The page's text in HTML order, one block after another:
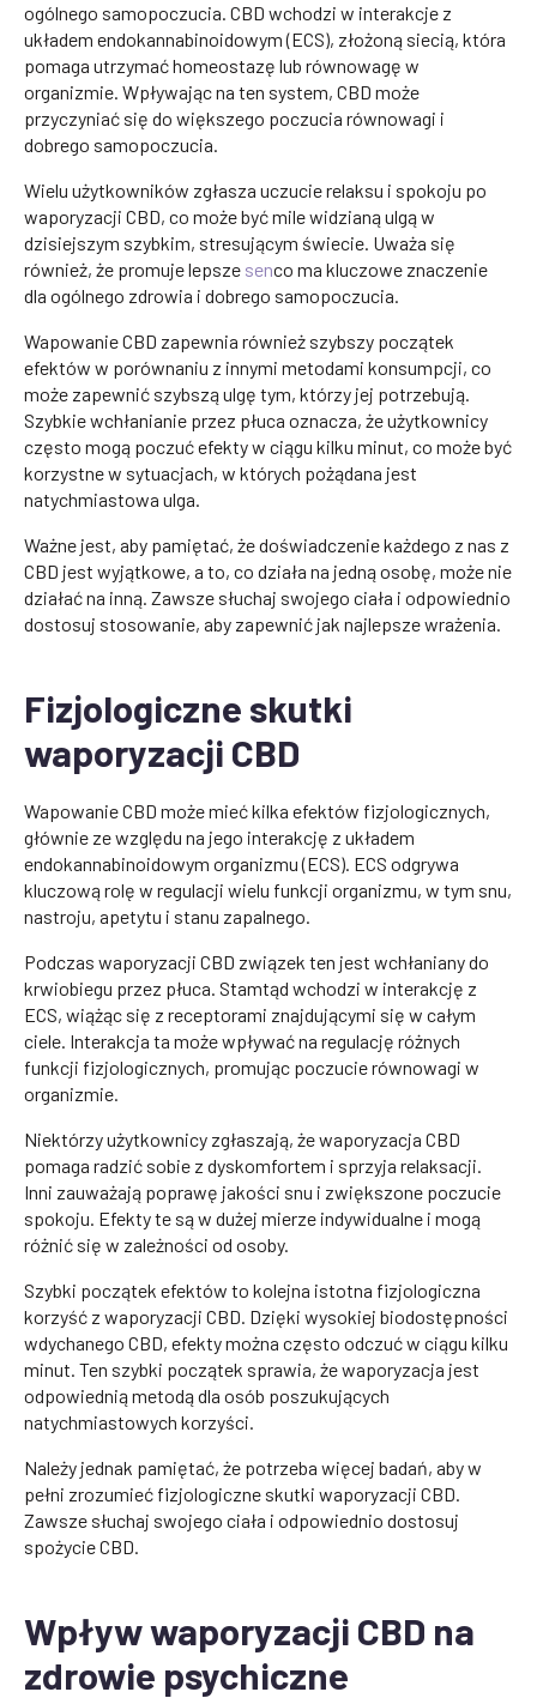
ogólnego samopoczucia. CBD wchodzi w interakcje z
układem endokannabinoidowym (ECS), złożoną siecią, która
pomaga utrzymać homeostazę lub równowagę w
organizmie. Wpływając na ten system, CBD może
przyczyniać się do większego poczucia równowagi i
dobrego samopoczucia.
Wielu użytkowników zgłasza uczucie relaksu i spokoju po
waporyzacji CBD, co może być mile widzianą ulgą w
dzisiejszym szybkim, stresującym świecie. Uważa się
również, że promuje lepsze senco ma kluczowe znaczenie
dla ogólnego zdrowia i dobrego samopoczucia.
Wapowanie CBD zapewnia również szybszy początek
efektów w porównaniu z innymi metodami konsumpcji, co
może zapewnić szybszą ulgę tym, którzy jej potrzebują.
Szybkie wchłanianie przez płuca oznacza, że użytkownicy
często mogą poczuć efekty w ciągu kilku minut, co może być
korzystne w sytuacjach, w których pożądana jest
natychmiastowa ulga.
Ważne jest, aby pamiętać, że doświadczenie każdego z nas z
CBD jest wyjątkowe, a to, co działa na jedną osobę, może nie
działać na inną. Zawsze słuchaj swojego ciała i odpowiednio
dostosuj stosowanie, aby zapewnić jak najlepsze wrażenia.
Fizjologiczne skutki
waporyzacji CBD
Wapowanie CBD może mieć kilka efektów fizjologicznych,
głównie ze względu na jego interakcję z układem
endokannabinoidowym organizmu (ECS). ECS odgrywa
kluczową rolę w regulacji wielu funkcji organizmu, w tym snu,
nastroju, apetytu i stanu zapalnego.
Podczas waporyzacji CBD związek ten jest wchłaniany do
krwiobiegu przez płuca. Stamtąd wchodzi w interakcję z
ECS, wiążąc się z receptorami znajdującymi się w całym
ciele. Interakcja ta może wpływać na regulację różnych
funkcji fizjologicznych, promując poczucie równowagi w
organizmie.
Niektórzy użytkownicy zgłaszają, że waporyzacja CBD
pomaga radzić sobie z dyskomfortem i sprzyja relaksacji.
Inni zauważają poprawę jakości snu i zwiększone poczucie
spokoju. Efekty te są w dużej mierze indywidualne i mogą
różnić się w zależności od osoby.
Szybki początek efektów to kolejna istotna fizjologiczna
korzyść z waporyzacji CBD. Dzięki wysokiej biodostępności
wdychanego CBD, efekty można często odczuć w ciągu kilku
minut. Ten szybki początek sprawia, że waporyzacja jest
odpowiednią metodą dla osób poszukujących
natychmiastowych korzyści.
Należy jednak pamiętać, że potrzeba więcej badań, aby w
pełni zrozumieć fizjologiczne skutki waporyzacji CBD.
Zawsze słuchaj swojego ciała i odpowiednio dostosuj
spożycie CBD.
Wpływ waporyzacji CBD na
zdrowie psychiczne